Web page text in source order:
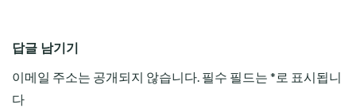
답글 남기기
이메일 주소는 공개되지 않습니다. 필수 필드는 * 로 표시됩니
다